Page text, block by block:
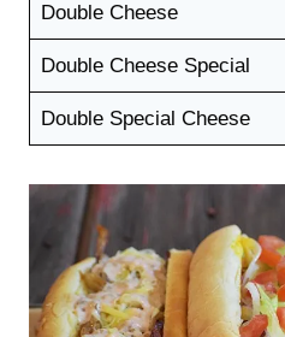
Double Cheese
Double Cheese Special
Double Special Cheese